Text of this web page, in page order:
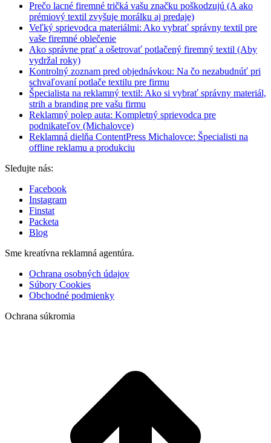
Prečo lacné firemné tričká vašu značku poškodzujú (A ako
prémiový textil zvyšuje morálku aj predaje)
Veľký sprievodca materiálmi: Ako vybrať správny textil pre
vaše firemné oblečenie
Ako správne prať a ošetrovať potlačený firemný textil (Aby
vydržal roky)
Kontrolný zoznam pred objednávkou: Na čo nezabudnúť pri
schvaľovaní potlače textilu pre firmu
Špecialista na reklamný textil: Ako si vybrať správny materiál,
strih a branding pre vašu firmu
Reklamný polep auta: Kompletný sprievodca pre
podnikateľov (Michalovce)
Reklamná dielňa ContentPress Michalovce: Špecialisti na
offline reklamu a produkciu
Sledujte nás:
Facebook
Instagram
Finstat
Packeta
Blog
Sme kreatívna reklamná agentúra.
Ochrana osobných údajov
Súbory Cookies
Obchodné podmienky
Ochrana súkromia